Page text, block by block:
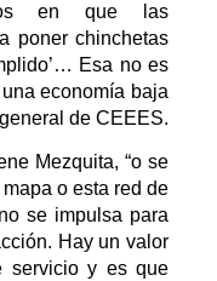
en que las
poner chinchetas
Esa no es
economía baja
de CEEES.
Mezquita, “o se
o esta red de
se impulsa para
Hay un valor
servicio y es que